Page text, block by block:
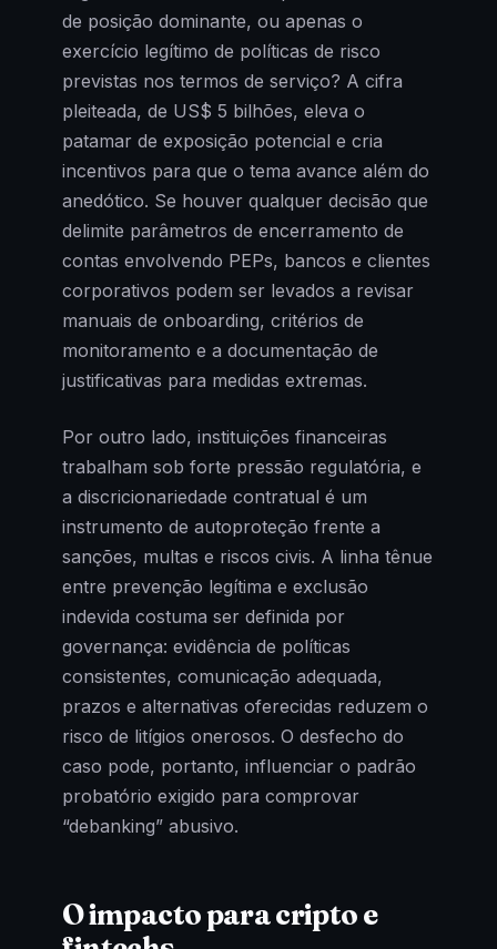
de posição dominante, ou apenas o
exercício legítimo de políticas de risco
previstas nos termos de serviço? A cifra
pleiteada, de US$ 5 bilhões, eleva o
patamar de exposição potencial e cria
incentivos para que o tema avance além do
anedótico. Se houver qualquer decisão que
delimite parâmetros de encerramento de
contas envolvendo PEPs, bancos e clientes
corporativos podem ser levados a revisar
manuais de onboarding, critérios de
monitoramento e a documentação de
justificativas para medidas extremas.
Por outro lado, instituições financeiras
trabalham sob forte pressão regulatória, e
a discricionariedade contratual é um
instrumento de autoproteção frente a
sanções, multas e riscos civis. A linha tênue
entre prevenção legítima e exclusão
indevida costuma ser definida por
governança: evidência de políticas
consistentes, comunicação adequada,
prazos e alternativas oferecidas reduzem o
risco de litígios onerosos. O desfecho do
caso pode, portanto, influenciar o padrão
probatório exigido para comprovar
“debanking” abusivo.
O impacto para cripto e